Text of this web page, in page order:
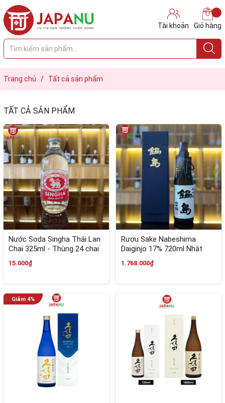
Tài khoản Giỏ hàng
Trang chủ / Tất cả sản phẩm
TẤT CẢ SẢN PHẨM
Nước Soda Singha Thái Lan
Chai 325ml - Thùng 24 chai
15.000₫
Rượu Sake Nabeshima
Daiginjo 17% 720ml Nhật
1.768.000₫